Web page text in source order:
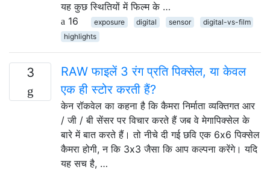
यह कुछ स्थितियों में फिल्म के …
16
exposure digital sensor
digital-vs-film
highlights
3
RAW फाइलें 3 रंग प्रति पिक्सेल, या केवल
एक ही स्टोर करती हैं?
केन रॉकवेल का कहना है कि कैमरा निर्माता व्यक्तिगत आर
/ जी / बी सेंसर पर विचार करते हैं जब वे मेगापिक्सेल के
बारे में बात करते हैं। तो नीचे दी गई छवि एक 6x6 पिक्सेल
कैमरा होगी, न कि 3x3 जैसा कि आप कल्पना करेंगे। यदि
यह सच है, …